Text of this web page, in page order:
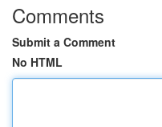
Comments
Submit a Comment
No HTML